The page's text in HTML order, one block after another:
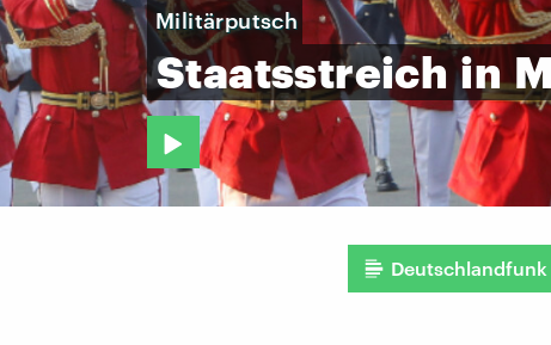
Militärputsch
Staatsstreich in
Deutschlandfunk